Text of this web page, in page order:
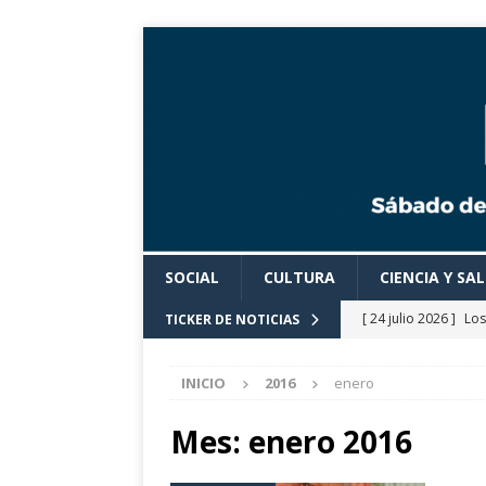
SOCIAL CULTURA CIENCIA Y
TICKER DE NOTICIAS [ 24 julio 2026 ]
[ 24 julio 2026 ]
eclipse solar de
INICIO 2016 enero
Mes: enero 2016